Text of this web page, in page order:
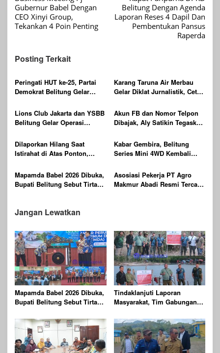
pos
Gubernur Babel Dengan
CEO Xinyi Group,
Tekankan 4 Poin Penting
Belitung Dengan Agenda
Laporan Reses 4 Dapil Dan
Pembentukan Pansus
Raperda
Posting Terkait
Peringati HUT ke-25, Partai
Demokrat Belitung Gelar
Indonesia ASRI
Karang Taruna Air Merbau
Gelar Diklat Jurnalistik, Cetak
Digital
Lions Club Jakarta dan YSBB
Belitung Gelar Operasi
Laser, Targetkan 100 Peserta
Akun FB dan Nomor Telpon
Dibajak, Aly Satikin Tegaskan
Dilaporkan Hilang Saat
Istirahat di Atas Ponton,
Bernyawa
Kabar Gembira, Belitung
Series Mini 4WD Kembali
Mapamda Babel 2026 Dibuka,
Bupati Belitung Sebut Tirta
Asosiasi Pekerja PT Agro
Makmur Abadi Resmi Tercatat
Jangan Lewatkan
Mapamda Babel 2026 Dibuka,
Bupati Belitung Sebut Tirta
Tindaklanjuti Laporan
Masyarakat, Tim Gabungan
Pengawasan Kehutanan
Terpadu di Wilayah KPHP
Gunong Duren